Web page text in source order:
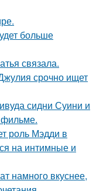
больше
связала.
срочно ищет
сидни Суини и
роль Мэдди в
на интимные и
намного вкуснее,